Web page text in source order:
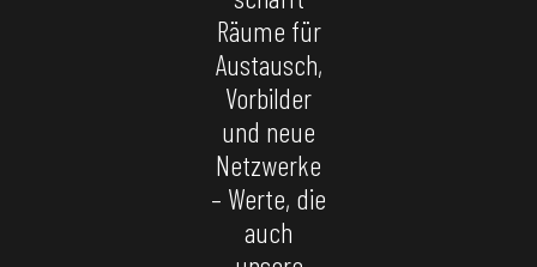
Räume für
Austausch,
Vorbilder
und neue
Netzwerke
– Werte, die
auch